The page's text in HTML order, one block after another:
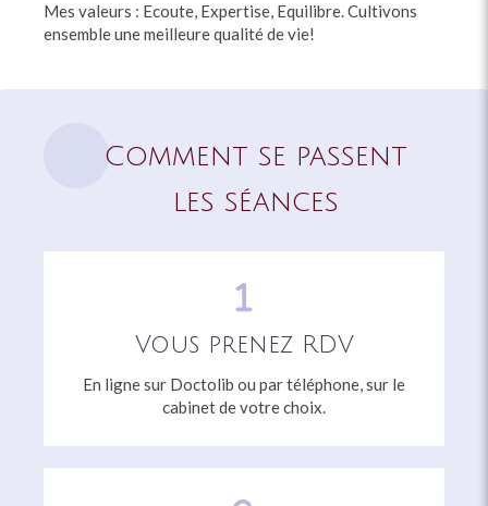
Mes valeurs : Ecoute, Expertise, Equilibre. Cultivons
ensemble une meilleure qualité de vie!
Comment se passent
les séances
Vous prenez RDV
En ligne sur Doctolib ou par téléphone, sur le
cabinet de votre choix.